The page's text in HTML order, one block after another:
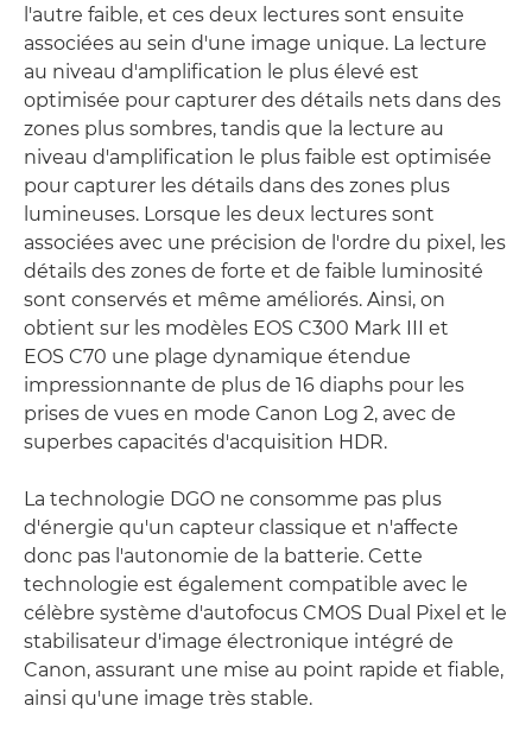
l'autre faible, et ces deux lectures sont ensuite
associées au sein d'une image unique. La lecture
au niveau d'amplification le plus élevé est
optimisée pour capturer des détails nets dans des
zones plus sombres, tandis que la lecture au
niveau d'amplification le plus faible est optimisée
pour capturer les détails dans des zones plus
lumineuses. Lorsque les deux lectures sont
associées avec une précision de l'ordre du pixel, les
détails des zones de forte et de faible luminosité
sont conservés et même améliorés. Ainsi, on
obtient sur les modèles EOS C300 Mark III et
EOS C70 une plage dynamique étendue
impressionnante de plus de 16 diaphs pour les
prises de vues en mode Canon Log 2, avec de
superbes capacités d'acquisition HDR.
La technologie DGO ne consomme pas plus
d'énergie qu'un capteur classique et n'affecte
donc pas l'autonomie de la batterie. Cette
technologie est également compatible avec le
célèbre système d'autofocus CMOS Dual Pixel et le
stabilisateur d'image électronique intégré de
Canon, assurant une mise au point rapide et fiable,
ainsi qu'une image très stable.